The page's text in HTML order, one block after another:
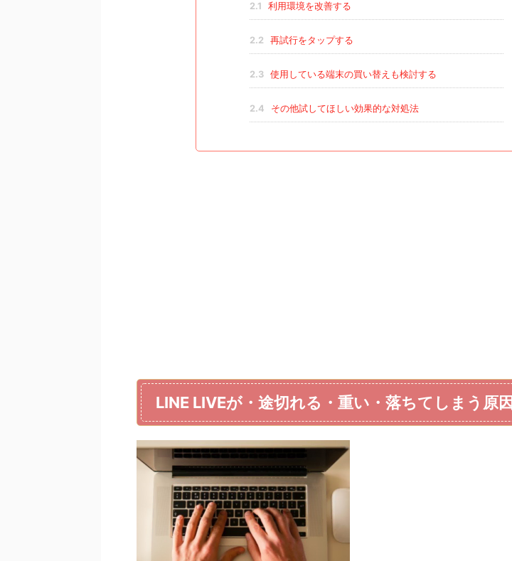
2.1 利用環境を改善する
2.2 再試行をタップする
2.3 使用している端末の買い替えも検討する
2.4 その他試してほしい効果的な対処法
LINE LIVEが・途切れる・重い・落ちてしまう原因